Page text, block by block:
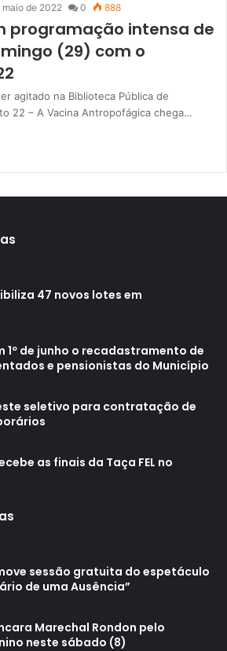
maio de 2022 0 888
programação intensa de
(29) com o
agitado na Biblioteca Pública de
22 – A Vacina Antropofágica chega…
47 novos lotes em
1º de junho o recadastramento de
e pensionistas do Município
seletivo para contratação de
as finais da Taça FEL no
sessão gratuita do espetáculo
de uma Ausência”
Marechal Rondon pelo
neste sábado (8)